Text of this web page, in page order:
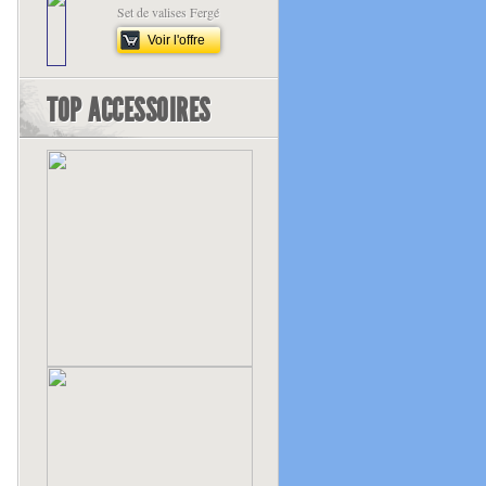
Set de valises Fergé
Voir l'offre
TOP ACCESSOIRES